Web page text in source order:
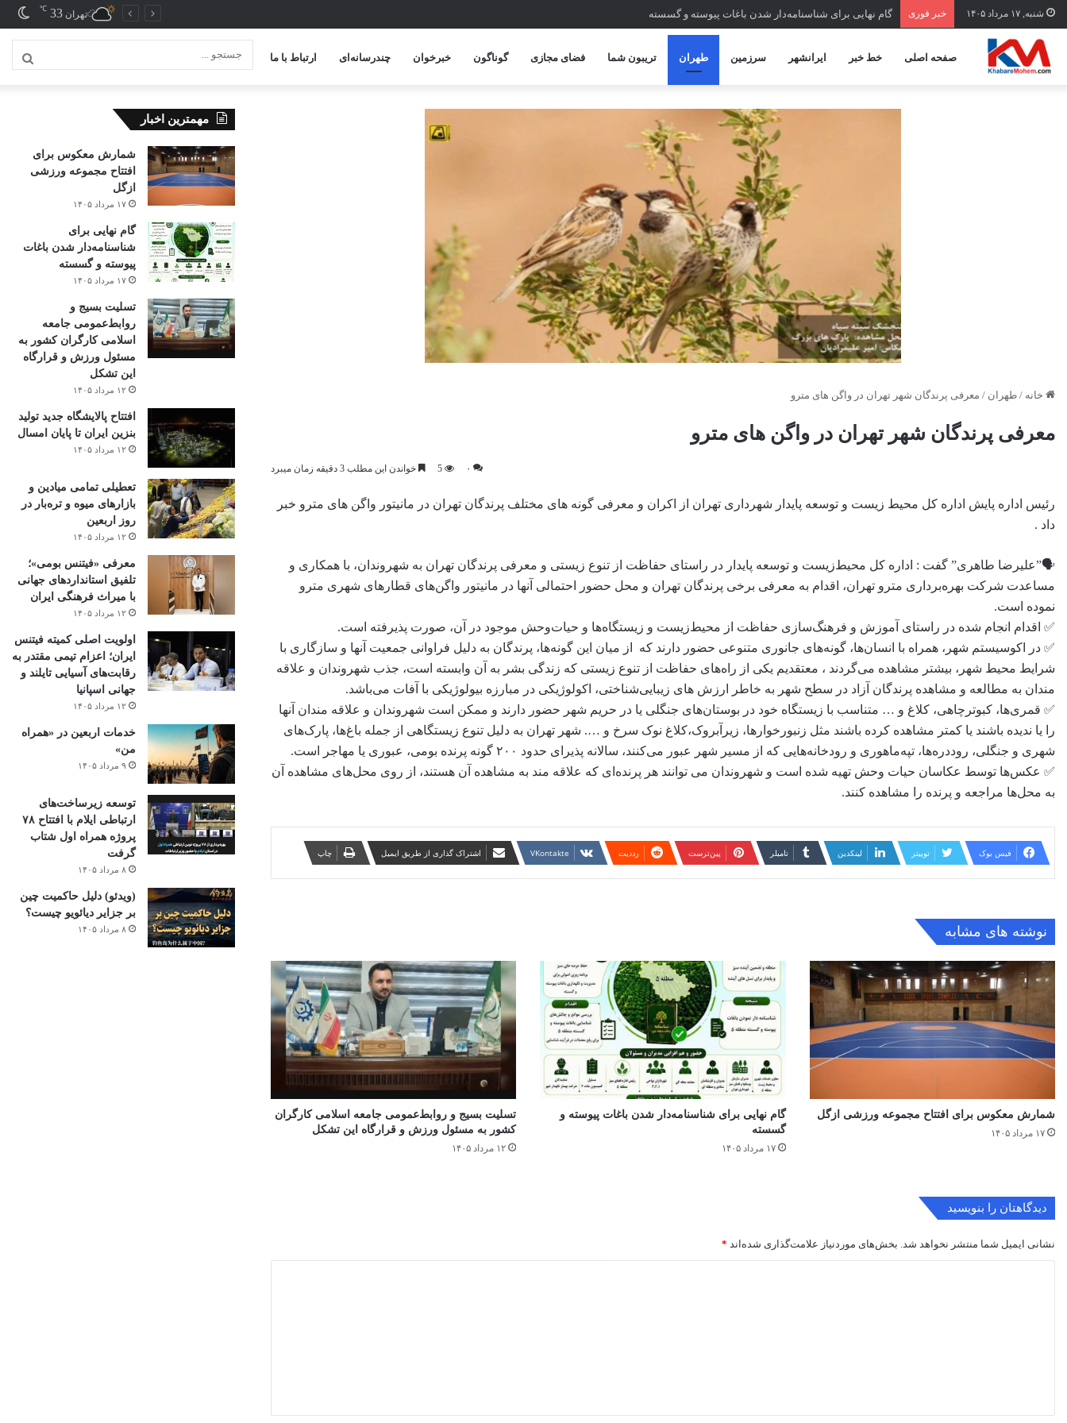
شنبه, ۱۷ مرداد ۱۴۰۵ خبر فوری گام نهایی برای شناسنامه‌دار شدن باغات پیوسته و گسسته تهران 33
℃
صفحه اصلی خط خبر ایرانشهر سرزمین طهران تریبون شما فضای مجازی گوناگون خبرخوان چندرسانه‌ای ارتباط با ما
خانه / طهران / معرفی پرندگان شهر تهران در واگن های مترو
معرفی پرندگان شهر تهران در واگن های مترو
۰ 5 خواندن این مطلب 3 دقیقه زمان میبرد
رئیس اداره پایش اداره کل محیط زیست و توسعه پایدار شهرداری تهران از اکران و معرفی گونه های مختلف پرندگان تهران در مانیتور واگن های مترو خبر
داد .
🗣”علیرضا طاهرى” گفت : اداره کل محیط‌زیست و توسعه پایدار در راستای حفاظت از تنوع زیستی و معرفی پرندگان تهران به شهروندان، با همکاری و
مساعدت شرکت بهره‌برداری مترو تهران، اقدام به معرفی برخی پرندگان تهران و محل حضور احتمالی آنها در مانیتور واگن‌های قطارهای شهری مترو
نموده است.
✅ اقدام انجام شده در راستای آموزش و فرهنگ‌سازی حفاظت از محیط‌زیست و زیستگاه‌ها و حیات‌وحش موجود در آن، صورت پذیرفته است.
✅ در اکوسیستم شهر، همراه با انسان‌ها، گونه‌های جانوری متنوعی حضور دارند که از میان این گونه‌ها، پرندگان به دلیل فراوانی جمعیت آنها و سازگاری با
شرایط محیط شهر، بیشتر مشاهده می‌گردند ، معتقدیم یکی از راه‌های حفاظت از تنوع زیستی که زندگی بشر به آن وابسته است، جذب شهروندان و علاقه
مندان به مطالعه و مشاهده پرندگان آزاد در سطح شهر به خاطر ارزش های زیبایی‌شناختی، اکولوژیکی در مبارزه بیولوژیکی با آفات می‌باشد.
✅ قمری‌ها، کبوترچاهی، کلاغ و … متناسب با زیستگاه خود در بوستان‌های جنگلی یا در حریم شهر حضور دارند و ممکن است شهروندان و علاقه مندان آنها
را یا ندیده باشند یا کمتر مشاهده کرده باشند مثل زنبورخوارها، زیرآبروک،کلاغ نوک سرخ و …. شهر تهران به دلیل تنوع زیستگاهی از جمله باغ‌ها، پارک‌های
شهری و جنگلی، روددره‌‌ها، تپه‌ماهوری و رودخانه‌هایی که از مسیر شهر عبور می‌کنند، سالانه پذیرای حدود ۲۰۰ گونه پرنده بومی، عبوری یا مهاجر است.
✅ عکس‌ها توسط عکاسان حیات وحش تهیه شده است و شهروندان می توانند هر پرنده‌ای که علاقه مند به مشاهده آن هستند، از روی محل‌های مشاهده آن
به محل‌ها مراجعه و پرنده را مشاهده کنند.
فیس بوک توییتر لینکدین ‫تامبلر ‫پین‌ترست ‫رددیت ‫VKontakte اشتراک گذاری از طریق ایمیل چاپ
نوشته های مشابه
شمارش معکوس برای افتتاح مجموعه ورزشی ازگل
۱۷ مرداد ۱۴۰۵
گام نهایی برای شناسنامه‌دار شدن باغات پیوسته و
گسسته
۱۷ مرداد ۱۴۰۵
تسلیت بسیج و روابط‌عمومی جامعه اسلامی کارگران
کشور به مسئول ورزش و قرارگاه این تشکل
۱۲ مرداد ۱۴۰۵
دیدگاهتان را بنویسید
نشانی ایمیل شما منتشر نخواهد شد. بخش‌های موردنیاز علامت‌گذاری شده‌اند *
*
مهمترین اخبار
شمارش معکوس برای
افتتاح مجموعه ورزشی
ازگل
۱۷ مرداد ۱۴۰۵
گام نهایی برای
شناسنامه‌دار شدن باغات
پیوسته و گسسته
۱۷ مرداد ۱۴۰۵
تسلیت بسیج و
روابط‌عمومی جامعه
اسلامی کارگران کشور به
مسئول ورزش و قرارگاه
این تشکل
۱۲ مرداد ۱۴۰۵
افتتاح ‌پالایشگاه جدید تولید
بنزین ایران تا پایان امسال
۱۲ مرداد ۱۴۰۵
تعطیلی تمامی میادین و
بازارهای میوه و تره‌بار در
روز اربعین
۱۲ مرداد ۱۴۰۵
معرفی «فیتنس بومی»؛
تلفیق استانداردهای جهانی
با میراث فرهنگی ایران
۱۲ مرداد ۱۴۰۵
اولویت اصلی کمیته فیتنس
ایران؛ اعزام تیمی مقتدر به
رقابت‌های آسیایی تایلند و
جهانی اسپانیا
۱۲ مرداد ۱۴۰۵
خدمات اربعین در «همراه
من»
۹ مرداد ۱۴۰۵
توسعه زیرساخت‌های
ارتباطی ایلام با افتتاح ۷۸
پروژه همراه اول شتاب
گرفت
۸ مرداد ۱۴۰۵
(ویدئو) دلیل حاکمیت چین
بر جزایر دیائویو چیست؟
۸ مرداد ۱۴۰۵